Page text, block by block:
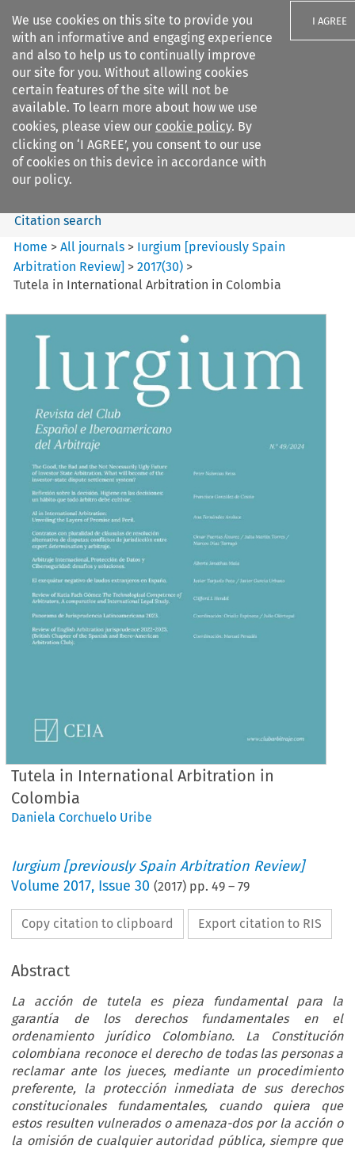
We use cookies on this site to provide you
with an informative and engaging experience
and also to help us to continually improve
our site for you. Without allowing cookies
certain features of the site will not be
available. To learn more about how we use
cookies, please view our cookie policy. By
clicking on ‘I AGREE’, you consent to our use
of cookies on this device in accordance with
our policy.
I AGREE
Search filters
Iurgium %5Bpreviously Spain
Arbitration ...
Search content
Citation search
Home >All journals > Iurgium [previously Spain
Arbitration Review] >2017(30) >
Tutela in International Arbitration in Colombia
Tutela in International Arbitration in
Colombia
Daniela Corchuelo Uribe
Iurgium [previously Spain Arbitration Review]
Volume2017, Issue 30 (2017) pp.49 –79
Copy citation to clipboard Export citation to RIS
Abstract
La acción de tutela es pieza fundamental para la
garantía de los derechos fundamentales en el
ordenamiento jurídico Colombiano. La Constitución
colombiana reconoce el derecho de todas las personas a
reclamar ante los jueces, mediante un procedimiento
preferente, la protección inmediata de sus derechos
constitucionales fundamentales, cuando quiera que
estos resulten vulnerados o amenaza-dos por la acción o
la omisión de cualquier autoridad pública, siempre que